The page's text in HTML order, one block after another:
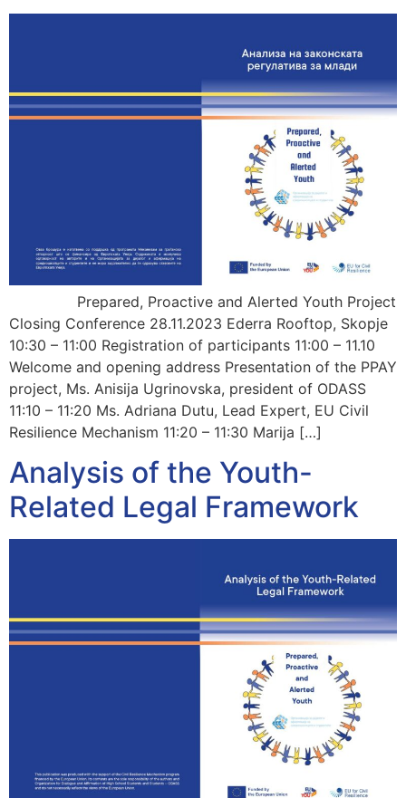
Prepared, Proactive and Alerted Youth Project
Closing Conference 28.11.2023 Ederra Rooftop, Skopje
10:30 – 11:00 Registration of participants 11:00 – 11.10
Welcome and opening address Presentation of the PPAY
project, Ms. Anisija Ugrinovska, president of ODASS
11:10 – 11:20 Ms. Adriana Dutu, Lead Expert, EU Civil
Resilience Mechanism 11:20 – 11:30 Marija […]
Analysis of the Youth-
Related Legal Framework